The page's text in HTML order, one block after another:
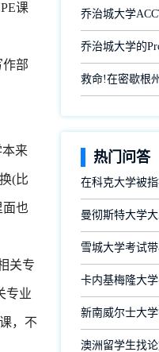
课
部
来
(比
面也
关专
专业
，不
乔治城大学
乔治城大学的
救命!在密歇根
热门问答
在科克大学被
曼彻斯特大学
雪城大学考试
卡内基梅隆大
新南威尔士大
澳洲留学生找